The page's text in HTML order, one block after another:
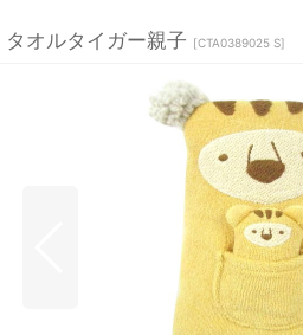
タオルタイガー親子 [CTA0389025 S]